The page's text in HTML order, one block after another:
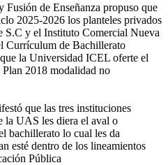
de Enseñanza propuso que
2025-2026 los planteles privados
S.C y el Instituto Comercial Nueva
Currículum de Bachillerato
la Universidad ICEL oferte el
2018 modalidad no
que las tres instituciones
la UAS les diera el aval o
bachillerato lo cual les da
esté dentro de los lineamientos
Pública